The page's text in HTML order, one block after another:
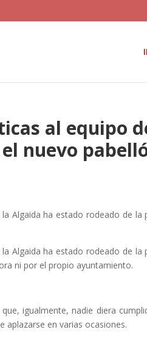
al equipo
nuevo
Algaida ha estado rodeado de la
Algaida ha estado rodeado de la
ni por el propio ayuntamiento.
igualmente, nadie diera
aplazarse en varias ocasiones.